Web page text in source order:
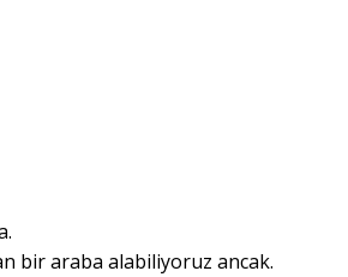
bir araba alabiliyoruz ancak.